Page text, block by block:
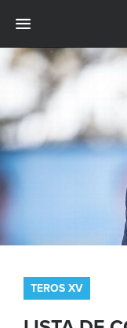
TEROS XV